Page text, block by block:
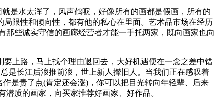
是水太浑了，风声鹤唳，好像所有的画都是假画，所有的
限性和倾向性，都有他的私心在里面。艺术品市场在经历
些诚实守信的画廊经营者才能一手托两家，既向画家也向
上路，马上找个理由退回去，大好机遇便在一念之差中错
是长江后浪推前浪，世上新人撵旧人。当我们正在感叹着
是贵了点(肯定还会涨)，你可以把目光转向年轻辈、后来
质的画家，向买家推荐好画家、好作品。